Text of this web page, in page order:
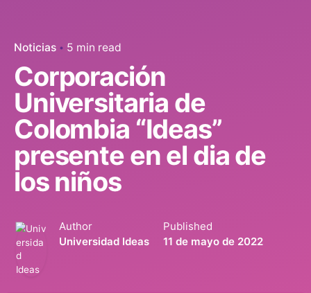
Noticias 5 min read
Corporación
Universitaria de
Colombia “Ideas”
presente en el dia de
los niños
Author
Universidad Ideas
Published
11 de mayo de 2022